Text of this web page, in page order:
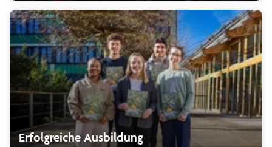
Erfolgreiche Ausbildung